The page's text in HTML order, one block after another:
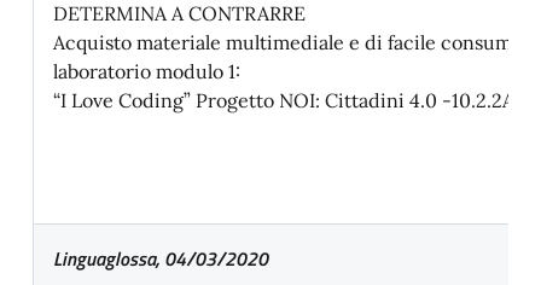
DETERMINA A CONTRARRE
Acquisto materiale multimediale e di facile consumo
laboratorio modulo 1:
“I Love Coding” Progetto NOI: Cittadini 4.0 -10.2.2A –
Linguaglossa, 04/03/2020